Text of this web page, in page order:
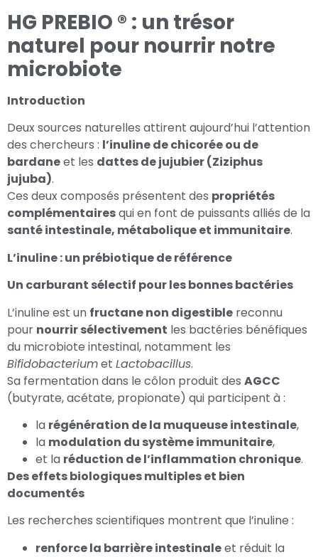
HG PREBIO ® : un trésor
naturel pour nourrir notre
microbiote
Introduction
Deux sources naturelles attirent aujourd’hui l’attention
des chercheurs : l’inuline de chicorée ou de
bardaneet les dattes de jujubier (Ziziphus
jujuba).
Ces deux composés présentent des propriétés
complémentairesqui en font de puissants alliés de la
santé intestinale, métabolique et immunitaire.
L’inuline : un prébiotique de référence
Un carburant sélectif pour les bonnes bactéries
L’inuline est un fructane non digestible reconnu
pour nourrir sélectivement les bactéries bénéfiques
du microbiote intestinal, notamment les
Bifidobacteriumet Lactobacillus.
Sa fermentation dans le côlon produit des AGCC
(butyrate, acétate, propionate) qui participent à :
la régénération de la muqueuse intestinale,
la modulation du système immunitaire,
et la réduction de l’inflammation chronique.
Des effets biologiques multiples et bien
documentés
Les recherches scientifiques montrent que l’inuline :
renforce la barrière intestinaleet réduit la